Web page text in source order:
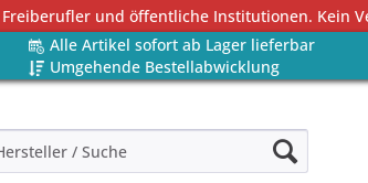
und öffentliche Institutionen. Kein
Alle Artikel sofort ab Lager lieferbar
Umgehende Bestellabwicklung